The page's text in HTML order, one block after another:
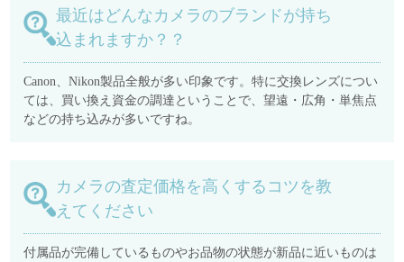
最近はどんなカメラのブランドが持ち
込まれますか？？
Canon、Nikon製品全般が多い印象です。特に交換レンズについ
ては、買い換え資金の調達ということで、望遠・広角・単焦点
などの持ち込みが多いですね。
カメラの査定価格を高くするコツを教
えてください
付属品が完備しているものやお品物の状態が新品に近いものは